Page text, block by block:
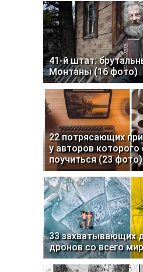
41-й штат:
Монтаны (16 фото)
22 потрясающих
у авторов которого
поучиться (23 фото)
33 захватывающих
дронов со всего